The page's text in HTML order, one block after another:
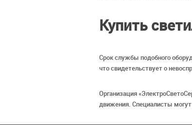
Купить
Срок службы подобного
что свидетельствует о
Организация
движения. Специалисты могут